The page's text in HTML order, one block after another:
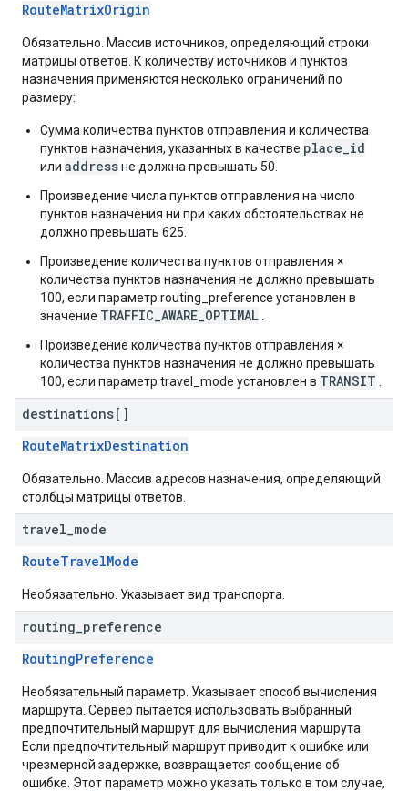
RouteMatrixOrigin
Обязательно. Массив источников, определяющий строки
матрицы ответов. К количеству источников и пунктов
назначения применяются несколько ограничений по
размеру:
Сумма количества пунктов отправления и количества
пунктов назначения, указанных в качестве place_id
или addressне должна превышать 50.
Произведение числа пунктов отправления на число
пунктов назначения ни при каких обстоятельствах не
должно превышать 625.
Произведение количества пунктов отправления ×
количества пунктов назначения не должно превышать
100, если параметр routing_preference установлен в
значение TRAFFIC_AWARE_OPTIMAL
Произведение количества пунктов отправления ×
количества пунктов назначения не должно превышать
100, если параметр travel_mode установлен в TRANSIT
destinations[]
RouteMatrixDestination
Обязательно. Массив адресов назначения, определяющий
столбцы матрицы ответов.
travel mode
RouteTravelMode
Необязательно. Указывает вид транспорта.
routing preference
RoutingPreference
Необязательный параметр. Указывает способ вычисления
маршрута. Сервер пытается использовать выбранный
предпочтительный маршрут для вычисления маршрута.
Если предпочтительный маршрут приводит к ошибке или
чрезмерной задержке, возвращается сообщение об
ошибке. Этот параметр можно указать только в том случае,